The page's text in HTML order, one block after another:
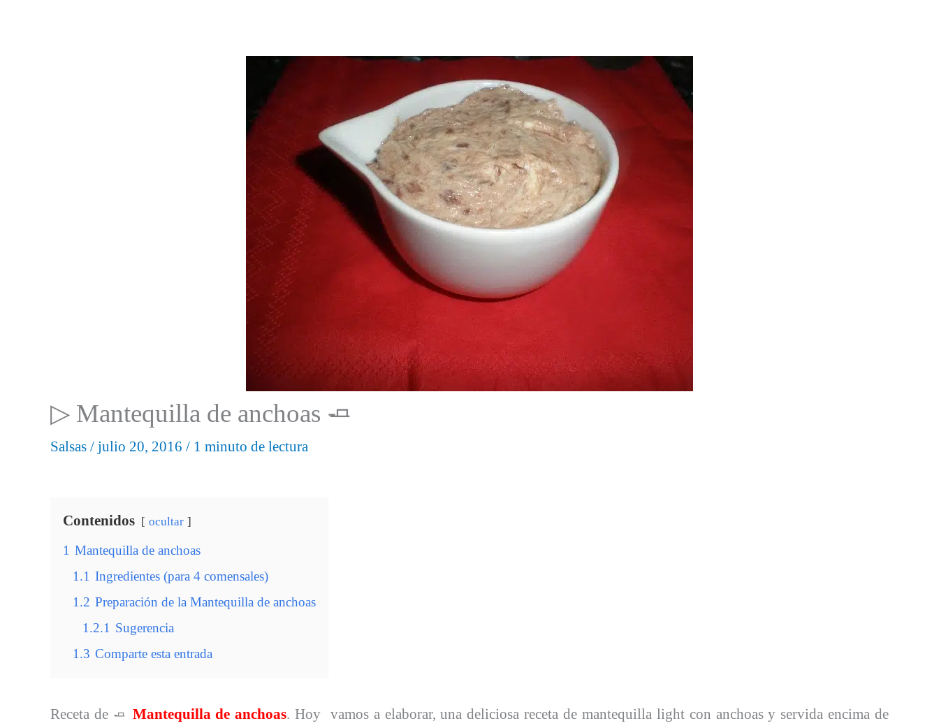
▷ Mantequilla de anchoas 🧈
Salsas / julio 20, 2016 / 1 minuto de lectura
Contenidos ocultar
1 Mantequilla de anchoas
1.1 Ingredientes (para 4 comensales)
1.2 Preparación de la Mantequilla de anchoas
1.2.1 Sugerencia
1.3 Comparte esta entrada
Receta de 🧈 Mantequilla de anchoas. Hoy vamos a elaborar, una deliciosa receta de mantequilla light con anchoas y servida encima de